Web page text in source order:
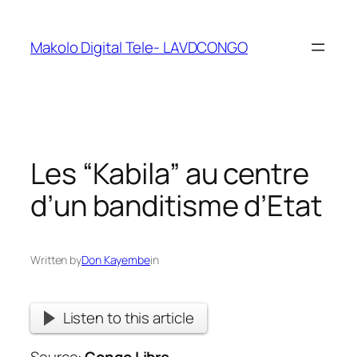
Makolo Digital Tele- LAVDCONGO
Les “Kabila” au centre
d’un banditisme d’Etat
Written byDon Kayembein
Listen to this article